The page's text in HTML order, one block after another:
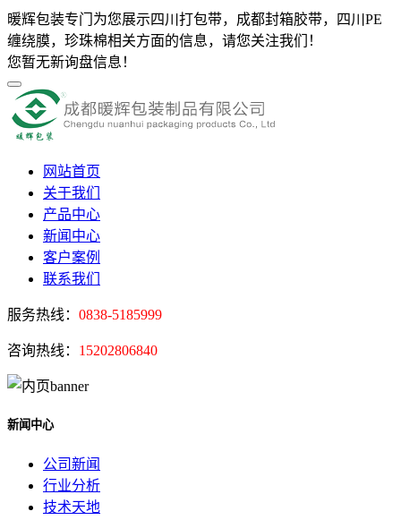
暖辉包装专门为您展示四川打包带，成都封箱胶带，四川PE
缠绕膜，珍珠棉相关方面的信息，请您关注我们！
您暂无新询盘信息！
网站首页
关于我们
产品中心
新闻中心
客户案例
联系我们
服务热线： 0838-5185999
咨询热线： 15202806840
新闻中心
公司新闻
行业分析
技术天地